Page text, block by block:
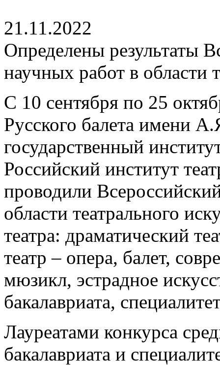
21.11.2022
Определены результаты
научных работ в области
С 10 сентября по 25
Русского балета имени
государственный
Российский институт
проводили
области театрального
театра: драматический
театр – опера, балет,
мюзикл, эстрадное
бакалавриата,
Лауреатами конкурса
бакалавриата и